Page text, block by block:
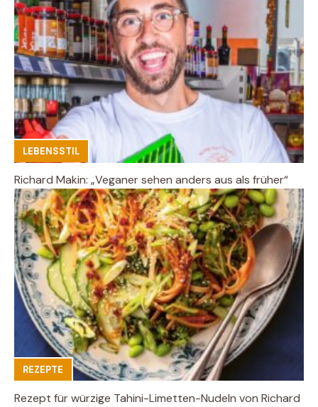
LEBENSSTIL
Richard Makin: „Veganer sehen anders aus als früher“
REZEPTE
Rezept für würzige Tahini-Limetten-Nudeln von Richard